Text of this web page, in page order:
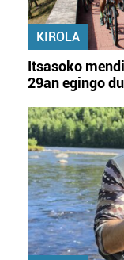
KIROLA
Itsasoko
29an egingo